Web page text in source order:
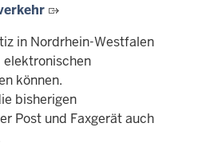
in Nordrhein-Westfalen
elektronischen
können.
bisherigen
Post und Faxgerät auch